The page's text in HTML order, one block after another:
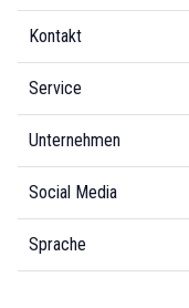
Kontakt
Service
Unternehmen
Social Media
Sprache